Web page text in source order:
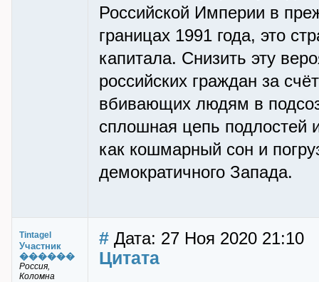
Российской Империи в
границах 1991 года, это
капитала. Снизить эту
российских граждан за
вбивающих людям в
сплошная цепь подлостей
как кошмарный сон и
демократичного Запада.
Tintagel
Участник
������
Россия,
Коломна
# Дата: 27 Ноя 2020 21:10
Цитата